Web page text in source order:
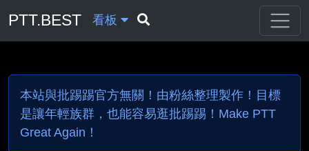
PTT.BEST 看板
本站與批踢踢官方無關！由粉絲整理製作！目標
是讓年輕族群，也能容易逛批踢踢！Make PTT
Great Again！